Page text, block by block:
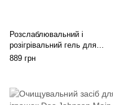
Розслаблювальний і
розігрівальний гель для
анального сексу Doc Johnson
889 грн